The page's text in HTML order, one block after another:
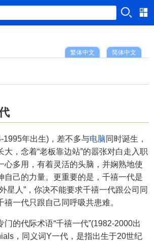
简体中文
繁体中文
1995年出生)，差不多与电脑同时诞生，
大，念着“老板靠边站”的嚣张对白走入职
心多用，有着灵活的头脑，并娴熟地使
自己的力量。更重要的是，千禧一代是
星人”，你决不能要求千禧一代跟公司同
禧一代只跟自己同呼吸共患难。
的代际术语“千禧一代”(1982-2000出
，同义词Y一代，是指出生于20世纪